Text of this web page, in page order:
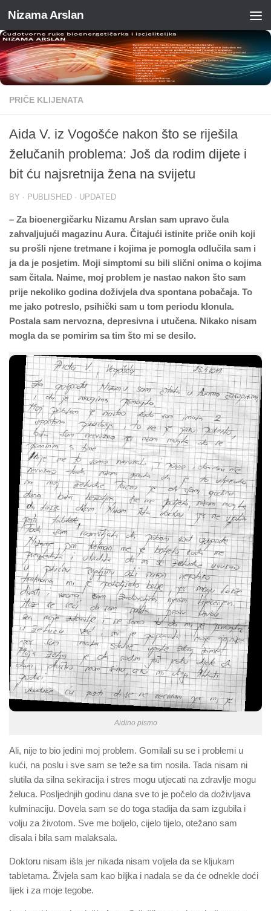
Skip to content
Nizama Arslan
PRIČE KLIJENATA
Aida V. iz Vogošće nakon što se riješila
želučanih problema: Još da rodim dijete i
bit ću najsretnija žena na svijetu
BY · PUBLISHED · UPDATED
– Za bioenergičarku Nizamu Arslan sam upravo čula
zahvaljujući magazinu Aura. Čitajući istinite priče onih koji
su prošli njene tretmane i kojima je pomogla odlučila sam i
ja da je posjetim. Moji simptomi su bili slični onima o kojima
sam čitala. Naime, moj problem je nastao nakon što sam
prije nekoliko godina doživjela dva spontana pobačaja. To
me jako potreslo, psihički sam u tom periodu klonula.
Postala sam nervozna, depresivna i utučena. Nikako nisam
mogla da se pomirim sa tim što mi se desilo.
Aidino pismo
Ali, nije to bio jedini moj problem. Gomilali su se i problemi u
kući, na poslu i sve sam se teže sa tim nosila. Tada nisam ni
slutila da silna sekiracija i stres mogu utjecati na zdravlje mogu
želuca. Posljednjih godinu dana sve to je počelo da doživljava
kulminaciju. Dovela sam se do toga stadija da sam izgubila i
volju za životom. Sve me boljelo, cijelo tijelo, otežano sam
disala i bila sam malaksala.
Doktoru nisam išla jer nikada nisam voljela da se kljukam
tabletama. Živjela sam kao biljka i nadala se da će odnekle doći
lijek i za moje tegobe.